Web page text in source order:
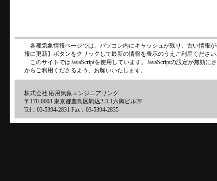
各種気象情報ページでは、パソコン内にキャッシュが残り、古い情報
報に更新】ボタンをクリックして最新の情報を表示のうえご利用くださ
このサイトではJavaScriptを使用しています。JavaScriptの設定が無効
からご利用くださるよう、お願いいたします。
株式会社 応用気象エンジニアリング
〒170-0003 東京都豊島区駒込2-3-1六興ビル2F
Tel：03-5394-2831 Fax：03-5394-2835